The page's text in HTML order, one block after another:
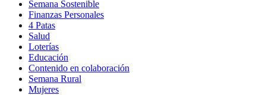
Semana Sostenible
Finanzas Personales
4 Patas
Salud
Loterías
Educación
Contenido en colaboración
Semana Rural
Mujeres